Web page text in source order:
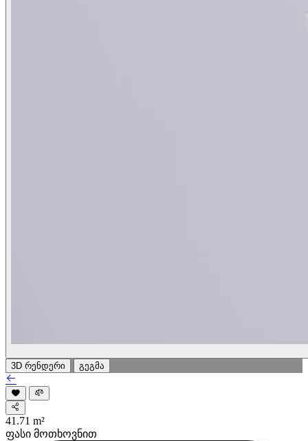
3D რენდერი გეგმა
41.71 m²
ფასი მოთხოვნით